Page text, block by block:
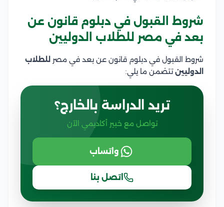
شروط القبول في دبلوم قانون عن
بعد في مصر للطلاب الدوليين
شروط القبول في دبلوم قانون عن بعد في مصر للطلاب
الدوليينتتضمن ما يلي:
تريد الدراسة بالخارج؟
تواصل مع خبير أكاديمي الآن
واتساب
اتصل بنا